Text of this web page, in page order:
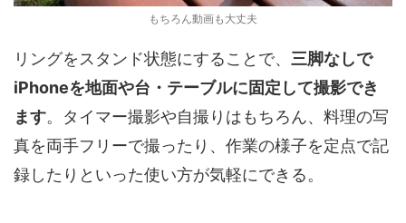
もちろん動画も大丈夫
リングをスタンド状態にすることで、 三脚なしで
iPhoneを地面や台・テーブルに固定して撮影でき
ます。タイマー撮影や自撮りはもちろん、料理の写
真を両手フリーで撮ったり、作業の様子を定点で記
録したりといった使い方が気軽にできる。